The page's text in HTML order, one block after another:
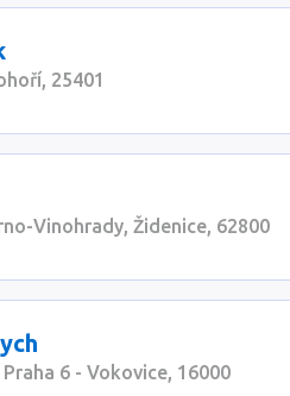
25401
Vinohrady, Židenice, 62800
6 - Vokovice, 16000